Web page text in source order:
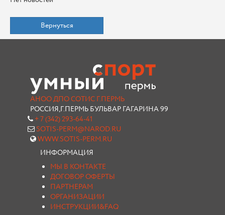
Вернуться
АНОО ДПО СОТИС Г.ПЕРМЬ
РОССИЯ,Г.ПЕРМЬ БУЛЬВАР ГАГАРИНА 99
+ 7 (342) 293-64-41
SOTIS-PERM@NAROD.RU
WWW.SOTIS-PERM.RU
ИНФОРМАЦИЯ
МЫ В КОНТАКТЕ
ДОГОВОР ОФЕРТЫ
ПАРТНЕРАМ
ОРГАНИЗАЦИИ
ИНСТРУКЦИИ&FAQ